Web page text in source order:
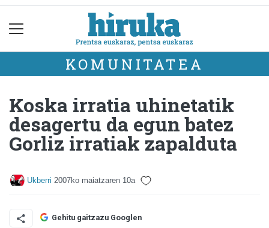
KOMUNITATEA
Koska irratia uhinetatik
desagertu da egun batez
Gorliz irratiak zapalduta
Ukberri 2007ko maiatzaren 10a
Gehitu gaitzazu Googlen